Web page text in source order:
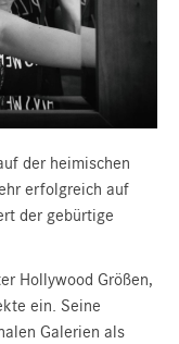
der heimischen
erfolgreich auf
der gebürtige
Hollywood Größen,
ein. Seine
Galerien als